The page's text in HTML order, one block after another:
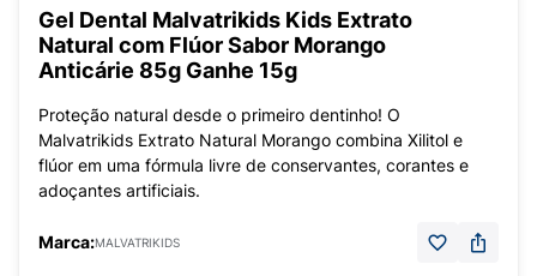
Gel Dental Malvatrikids Kids Extrato
Natural com Flúor Sabor Morango
Anticárie 85g Ganhe 15g
Proteção natural desde o primeiro dentinho! O
Malvatrikids Extrato Natural Morango combina Xilitol e
flúor em uma fórmula livre de conservantes, corantes e
adoçantes artificiais.
Marca:MALVATRIKIDS